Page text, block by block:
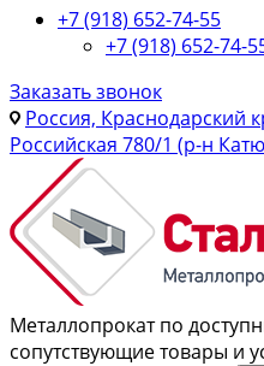
+7 (918) 652-74-55
+7 (918) 652-74-
Заказать звонок
Россия, Краснодарский
Российская 780/1 (р-н
Металлопрокат по
сопутствующие товары и